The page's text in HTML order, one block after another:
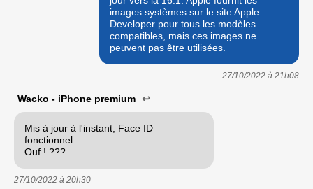
images systèmes sur le site Apple
Developer pour tous les modèles
compatibles, mais ces images ne
peuvent pas être utilisées.
27/10/2022 à 21h08
Wacko - iPhone premium ↩
Mis à jour à l'instant, Face ID
fonctionnel.
Ouf ! ???
27/10/2022 à 20h30